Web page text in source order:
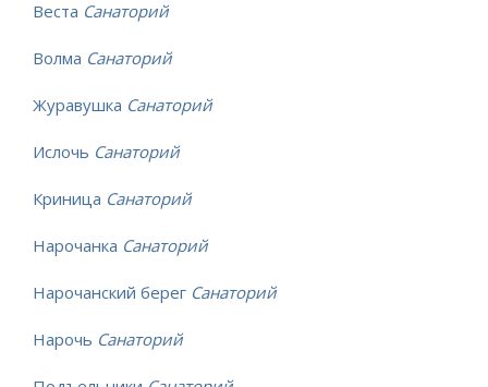
Веста Санаторий
Волма Санаторий
Журавушка Санаторий
Ислочь Санаторий
Криница Санаторий
Нарочанка Санаторий
Нарочанский берег Санаторий
Нарочь Санаторий